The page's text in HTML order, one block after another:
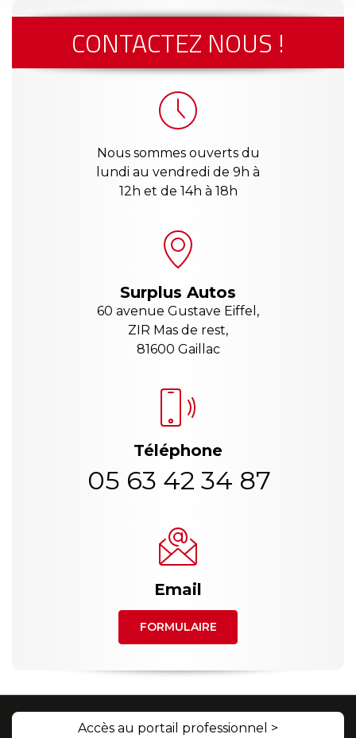
CONTACTEZ NOUS !
Nous sommes ouverts du
lundi au vendredi de 9h à
12h et de 14h à 18h
Surplus Autos
60 avenue Gustave Eiffel,
ZIR Mas de rest,
81600 Gaillac
Téléphone
05 63 42 34 87
Email
FORMULAIRE
Accès au portail professionnel >